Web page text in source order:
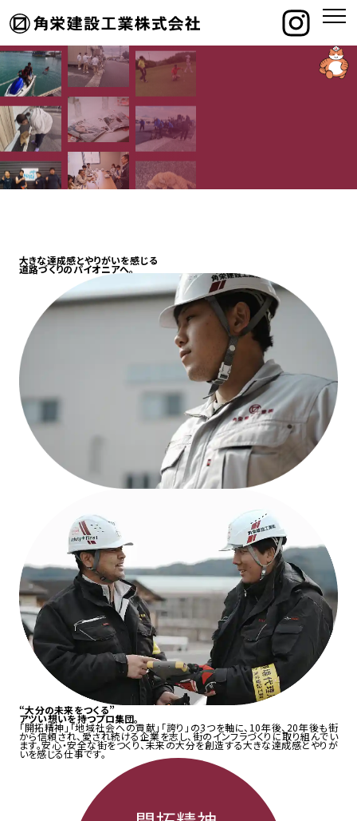
大きな達成感とやりがいを感じる
道路づくりのパイオニアへ。
“大分の未来をつくる”
アツい想いを持つプロ集団。
「開拓精神」「地域社会への貢献」「誇り」の3つを軸に、10年後、20年後も街
から信頼され、愛され続ける企業を志し、街のインフラづくりに取り組んでい
ます。安心・安全な街をつくり、未来の大分を創造する大きな達成感とやりが
いを感じる仕事です。